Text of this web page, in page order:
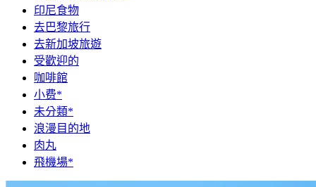
印尼食物
去巴黎旅行
去新加坡旅遊
受歡迎的
咖啡館
小费*
未分類*
浪漫目的地
肉丸
飛機場*